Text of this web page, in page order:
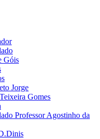
Góis
Jorge
Gomes
Professor Agostinho da